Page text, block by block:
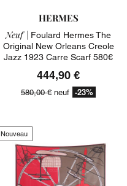
HERMES
Neuf | Foulard Hermes The
Original New Orleans Creole
Jazz 1923 Carre Scarf 580€
444,90 €
580,00 € neuf -23%
Nouveau